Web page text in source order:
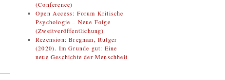
(Conference)
Open Access: Forum Kritische
Psychologie – Neue Folge
(Zweitveröffentlichung)
Rezension: Bregman, Rutger
(2020). Im Grunde gut: Eine
neue Geschichte der Menschheit